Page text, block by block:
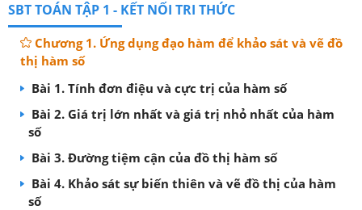
SBT TOÁN TẬP 1 - KẾT NỐI TRI THỨC
Chương 1. Ứng dụng đạo hàm để khảo sát và vẽ đồ
thị hàm số
Bài 1. Tính đơn điệu và cực trị của hàm số
Bài 2. Giá trị lớn nhất và giá trị nhỏ nhất của hàm
số
Bài 3. Đường tiệm cận của đồ thị hàm số
Bài 4. Khảo sát sự biến thiên và vẽ đồ thị của hàm
số